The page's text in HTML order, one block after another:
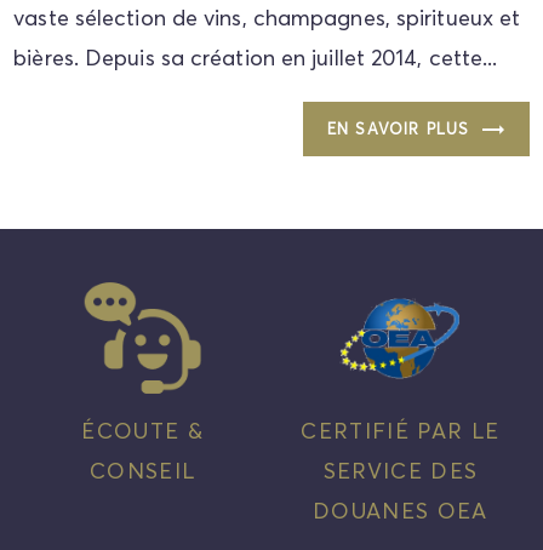
vaste sélection de vins, champagnes, spiritueux et
bières. Depuis sa création en juillet 2014, cette...
EN SAVOIR PLUS
ÉCOUTE &
CONSEIL
CERTIFIÉ PAR LE
SERVICE DES
DOUANES OEA